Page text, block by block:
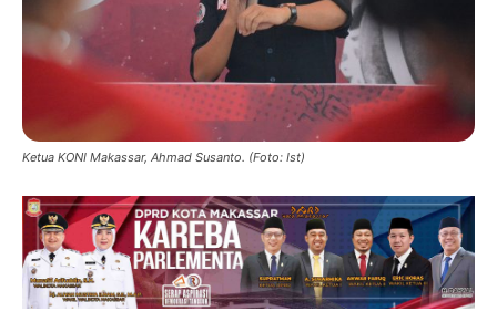
Ketua KONI Makassar, Ahmad Susanto. (Foto: Ist)